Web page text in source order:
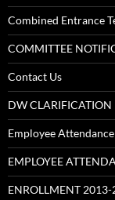
Combined Entrance
COMMITTEE
Contact Us
DW CLARIFICATION
Employee Attendance
EMPLOYEE
ENROLLMENT